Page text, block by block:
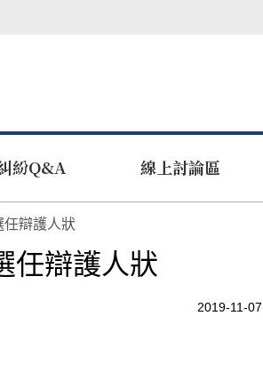
紛Q&A 線上討論區
任辯護人狀
任辯護人狀
2019-11-07